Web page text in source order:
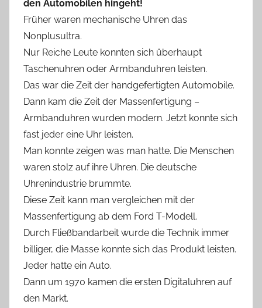
den Automobilen hingeht!
Früher waren mechanische Uhren das
Nonplusultra.
Nur Reiche Leute konnten sich überhaupt
Taschenuhren oder Armbanduhren leisten.
Das war die Zeit der handgefertigten Automobile.
Dann kam die Zeit der Massenfertigung –
Armbanduhren wurden modern. Jetzt konnte sich
fast jeder eine Uhr leisten.
Man konnte zeigen was man hatte. Die Menschen
waren stolz auf ihre Uhren. Die deutsche
Uhrenindustrie brummte.
Diese Zeit kann man vergleichen mit der
Massenfertigung ab dem Ford T-Modell.
Durch Fließbandarbeit wurde die Technik immer
billiger, die Masse konnte sich das Produkt leisten.
Jeder hatte ein Auto.
Dann um 1970 kamen die ersten Digitaluhren auf
den Markt.